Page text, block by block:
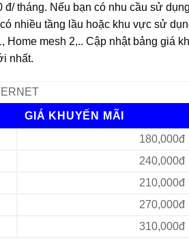
tháng. Nếu bạn có nhu cầu sử
nhiều tầng lầu hoặc khu vực sử
Home mesh 2,.. Cập nhật bảng giá
nhất.
GIÁ KHUYẾN MÃI
180,000đ
240,000đ
210,000đ
270,000đ
310,000đ